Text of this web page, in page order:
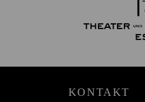
KONTAKT